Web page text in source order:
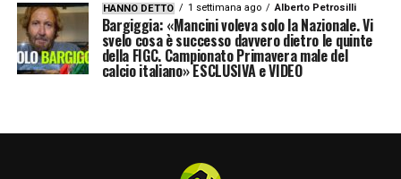
HANNO DETTO 1 settimana ago Alberto Petrosilli
Bargiggia: «Mancini voleva solo la Nazionale. Vi
svelo cosa è successo davvero dietro le quinte
della FIGC. Campionato Primavera male del
calcio italiano» ESCLUSIVA e VIDEO